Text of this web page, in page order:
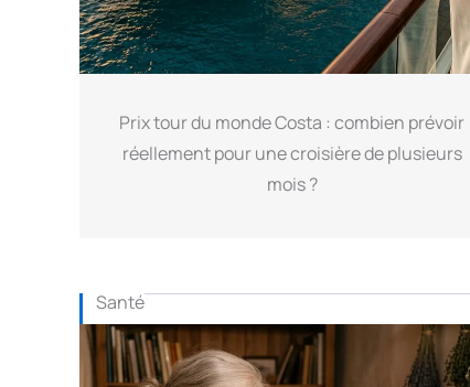
Prix tour du monde Costa : combien prévoir
réellement pour une croisière de plusieurs
mois ?
Santé